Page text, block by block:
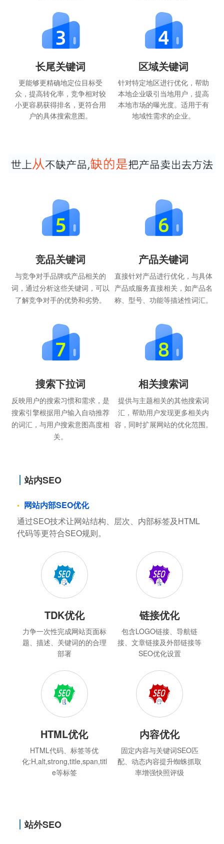
长尾关键词
更能够更精确地定位目标受
众，提高转化率，竞争相对较
小更容易获得排名，更符合用
户的具体搜索意图。
区域关键词
针对特定地区进行优化，帮助
本地企业吸引当地用户，提高
本地市场的曝光度。适用于有
地域性需求的企业。
竞品关键词
与竞争对手品牌或产品相关的
词，通过分析这些关键词，可以
了解竞争对手的优势和劣势。
产品关键词
直接针对产品进行优化，与具体
产品或服务直接相关，如产品名
称、型号、功能等描述性词汇。
搜索下拉词
反映用户的搜索习惯和需求，是
搜索引擎根据用户输入自动推荐
的词汇，与用户搜索意图高度相
关。
相关搜索词
提供与主题相关的其他搜索词
汇，帮助用户发现更多相关内
容，同时扩展网站的优化范围。
站内SEO
网站内部SEO优化
通过SEO技术让网站结构、层次、内部标签及HTML
代码等更符合SEO规则。
TDK优化
力争一次性完成网站页面标
题、描述、关键词的的合理
部署
链接优化
包含LOGO链接、导航链
接、文章链接及外部链接等
SEO优化设置
HTML优化
HTML代码、标签等优
化:H,alt,strong,title,span,titl
e等标签
内容优化
固定内容与关键词SEO匹
配、动态内容提升蜘蛛抓取
率增强快照评级
站外SEO